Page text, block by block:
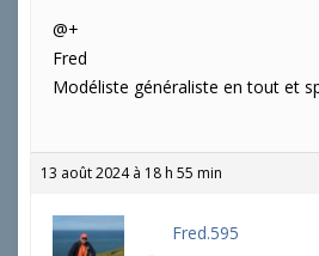
@+
Fred
Modéliste généraliste en tout et
13 août 2024 à 18 h 55 min
Fred.595